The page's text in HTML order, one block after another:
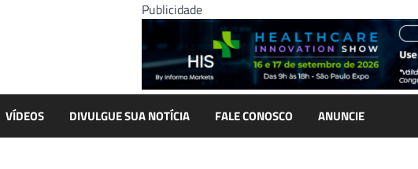
Publicidade
VÍDEOS DIVULGUE SUA NOTÍCIA FALE CONOSCO ANUNCIE